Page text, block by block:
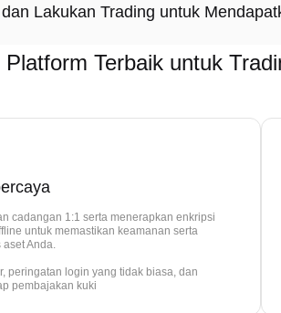
Lakukan Trading untuk
Terbaik untuk
cadangan 1:1 serta menerapkan enkripsi
untuk memastikan keamanan serta
Anda.
peringatan login yang tidak biasa, dan
pembajakan kuki